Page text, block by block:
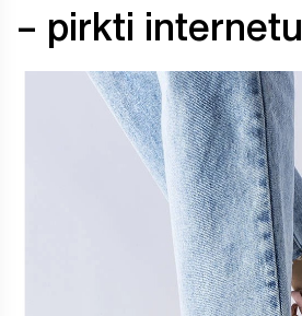
– pirkti internetu